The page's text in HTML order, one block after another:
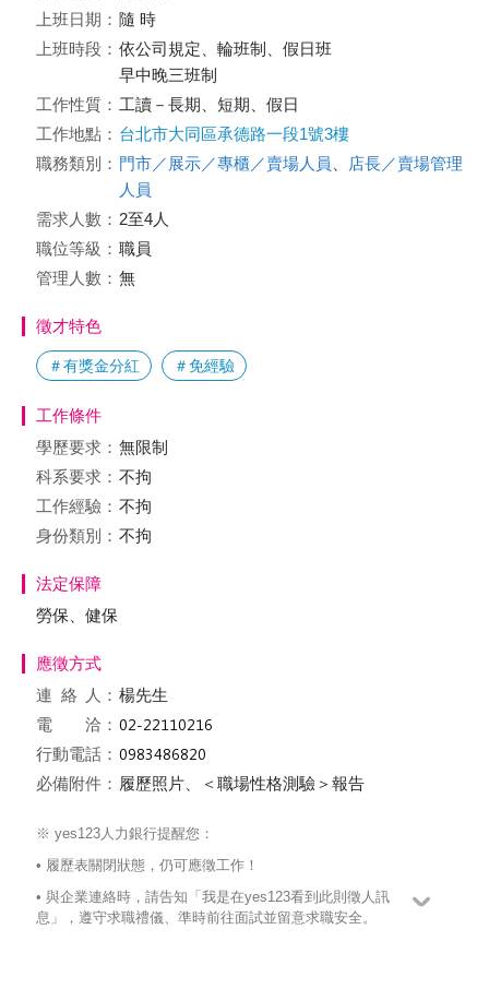
上班日期： 隨 時
上班時段： 依公司規定、輪班制、假日班
早中晚三班制
工作性質： 工讀－長期、短期、假日
工作地點： 台北市大同區承德路一段1號3樓
職務類別： 門市／展示／專櫃／賣場人員
店長／賣場管理
人員
需求人數： 2至4人
職位等級： 職員
管理人數： 無
徵才特色
＃有獎金分紅 ＃免經驗
工作條件
學歷要求： 無限制
科系要求： 不拘
工作經驗： 不拘
身份類別： 不拘
法定保障
勞保、健保
應徵方式
連絡
人： 楊先生
電 洽：
行動電話：
必備附件： 履歷照片、＜職場性格測驗＞報告
※ yes123人力銀行提醒您：
• 履歷表關閉狀態，仍可應徵工作！
• 與企業連絡時，請告知「我是在yes123看到此則徵人訊
息」，遵守求職禮儀、準時前往面試並留意求職安全。